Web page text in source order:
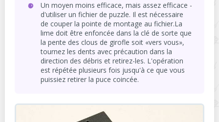
Un moyen moins efficace, mais assez efficace -
d'utiliser un fichier de puzzle. Il est nécessaire
de couper la pointe de montage au fichier.La
lime doit être enfoncée dans la clé de sorte que
la pente des clous de girofle soit «vers vous»,
tournez les dents avec précaution dans la
direction des débris et retirez-les. L'opération
est répétée plusieurs fois jusqu'à ce que vous
puissiez retirer la puce coincée.